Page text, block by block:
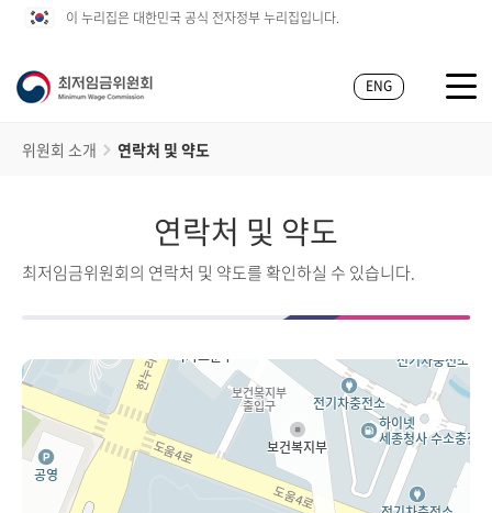
이 누리집은 대한민국 공식 전자정부 누리집입니다.
ENG
위원회 소개 연락처 및 약도
연락처 및 약도
최저임금위원회의 연락처 및 약도를 확인하실 수 있습니다.